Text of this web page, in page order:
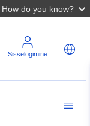
How do you know?
Sisselogimine